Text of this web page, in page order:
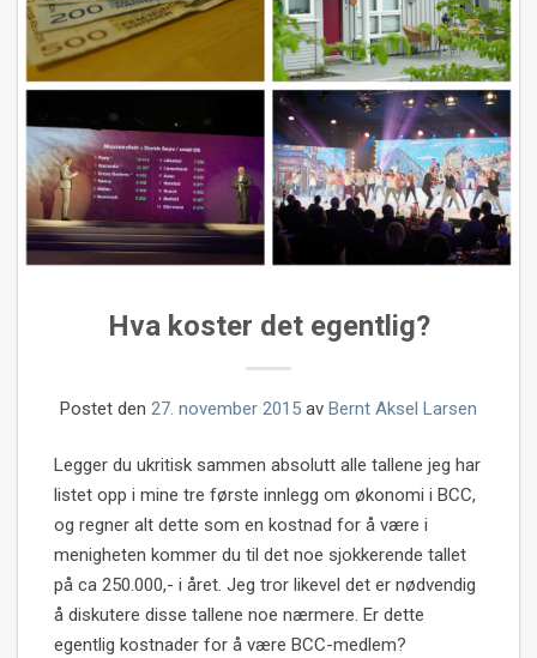
Hva koster det egentlig?
Postet den 27. november 2015 av Bernt Aksel Larsen
Legger du ukritisk sammen absolutt alle tallene jeg har
listet opp i mine tre første innlegg om økonomi i BCC,
og regner alt dette som en kostnad for å være i
menigheten kommer du til det noe sjokkerende tallet
på ca 250.000,- i året. Jeg tror likevel det er nødvendig
å diskutere disse tallene noe nærmere. Er dette
egentlig kostnader for å være BCC-medlem?